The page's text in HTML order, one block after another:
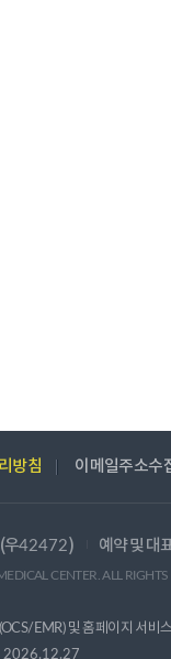
방침 이메일주소수
우42472 ) 예약 및 대
CENTER. ALL RIGHTS
EMR) 및 홈페이지 서비
2026.12.27